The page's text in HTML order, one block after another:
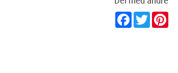
2. Pensle gel på
3. Slå på lyset
Facebook
Twitter